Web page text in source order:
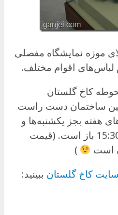
موزه نمایشگاه مفصلی
لباس‌های اقوام مختلف.
کاخ گلستان
ساختمان دست راست
هفته بجز یکشنبه‌ها و
پنج شنبه‌ها از 9:00 تا 15:30 باز است. (قیمت
)
سایت کاخ گلستان ببینید: